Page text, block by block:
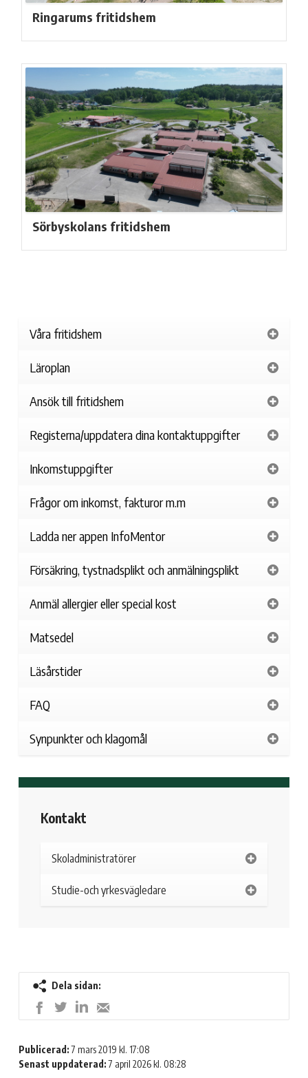
Våra fritidshem
Läroplan
Ansök till fritidshem
Registerna/uppdatera dina kontaktuppgifter
Inkomstuppgifter
Frågor om inkomst, fakturor m.m
Ladda ner appen InfoMentor
Försäkring, tystnadsplikt och anmälningsplikt
Anmäl allergier eller special kost
Matsedel
Läsårstider
FAQ
Synpunkter och klagomål
Kontakt
Skoladministratörer
Studie-och yrkesvägledare
Ringarums fritidshem
Sörbyskolans fritidshem
Dela sidan:
Dela
på
Dela
på
Dela
på
Dela
med
post
Publicerad: 7 mars 2019 kl. 17:08
Senast uppdaterad: 7 april 2026 kl. 08:28